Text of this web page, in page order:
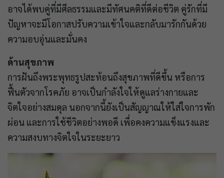
อาจได้พบคู่ที่มีศีลธรรมและมีทัศนคติที่ดีต่อชีวิต คู่รักที่มี
ปัญหาจะมีโอกาสปรับความเข้าใจและกลับมารักกันด้วย
ความอบอุ่นและมั่นคง
ด้านสุขภาพ
การฝันถึงพระพุทธรูปสะท้อนถึงสุขภาพที่ดีขึ้น หรือการ
ฟื้นตัวจากโรคภัย อาจเป็นกำลังใจให้ดูแลร่างกายและ
จิตใจอย่างสมดุล นอกจากนี้ยังเป็นสัญญาณให้ใส่ใจการพัก
ผ่อน และการใช้ชีวิตอย่างพอดี เพื่อคงความแข็งแรงและ
ความสงบทางจิตใจในระยะยาว